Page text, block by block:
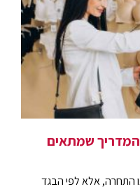
המדריך שמתאים
התחרה, אלא לפי הבגד